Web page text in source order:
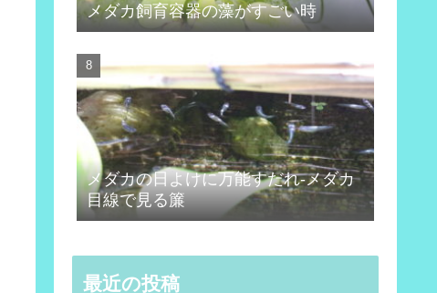
メダカ飼育容器の藻がすごい時
メダカの日よけに万能すだれ-メダカ
目線で見る簾
最近の投稿